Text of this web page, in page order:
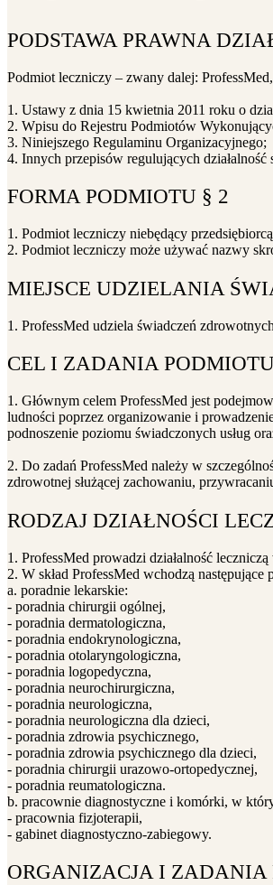
PODSTAWA PRAWNA
Podmiot leczniczy – zwany dalej:
1. Ustawy z dnia 15 kwietnia 2011 roku o
2. Wpisu do Rejestru Podmiotów
3. Niniejszego Regulaminu Organizacyjnego;
4. Innych przepisów regulujących
FORMA PODMIOTU § 2
1. Podmiot leczniczy niebędący
2. Podmiot leczniczy może używać nazwy
MIEJSCE UDZIELANIA
1. ProfessMed udziela świadczeń
CEL I ZADANIA
1. Głównym celem ProfessMed jest
ludności poprzez organizowanie i
podnoszenie poziomu świadczonych usług
2. Do zadań ProfessMed należy w
zdrowotnej służącej zachowaniu,
RODZAJ DZIAŁNOŚCI
1. ProfessMed prowadzi działalność
2. W skład ProfessMed wchodzą
a. poradnie lekarskie:
- poradnia chirurgii ogólnej,
- poradnia dermatologiczna,
- poradnia endokrynologiczna,
- poradnia otolaryngologiczna,
- poradnia logopedyczna,
- poradnia neurochirurgiczna,
- poradnia neurologiczna,
- poradnia neurologiczna dla dzieci,
- poradnia zdrowia psychicznego,
- poradnia zdrowia psychicznego dla dzieci,
- poradnia chirurgii urazowo-ortopedycznej,
- poradnia reumatologiczna.
b. pracownie diagnostyczne i komórki, w
- pracownia fizjoterapii,
- gabinet diagnostyczno-zabiegowy.
ORGANIZACJA I ZADANIA